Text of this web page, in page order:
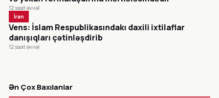
12 saat əvvəl
İran
Vens: İslam Respublikasındakı daxili ixtilaflar
danışıqları çətinləşdirib
12 saat əvvəl
Ən Çox Baxılanlar